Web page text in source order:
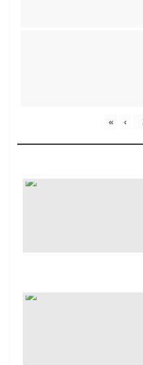
« ‹